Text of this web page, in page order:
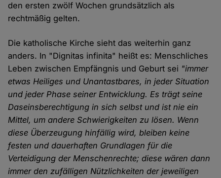
den ersten zwölf Wochen grundsätzlich als
rechtmäßig gelten.
Die katholische Kirche sieht das weiterhin ganz
anders. In "Dignitas infinita" heißt es: Menschliches
Leben zwischen Empfängnis und Geburt sei "immer
etwas Heiliges und Unantastbares, in jeder Situation
und jeder Phase seiner Entwicklung. Es trägt seine
Daseinsberechtigung in sich selbst und ist nie ein
Mittel, um andere Schwierigkeiten zu lösen. Wenn
diese Überzeugung hinfällig wird, bleiben keine
festen und dauerhaften Grundlagen für die
Verteidigung der Menschenrechte; diese wären dann
immer den zufälligen Nützlichkeiten der jeweiligen